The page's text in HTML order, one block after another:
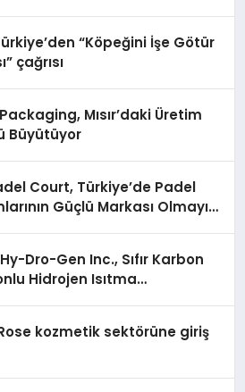
“Köpeğini İşe Götür
çağrısı
Mısır’daki Üretim
Büyütüyor
Court, Türkiye’de Padel
Güçlü Markası Olmayı
Dro-Gen Inc., Sıfır Karbon
Hidrojen Isıtma
kozmetik sektörüne giriş